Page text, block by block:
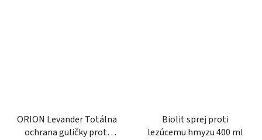
ORION Levander Totálna
ochrana guličky proti
Biolit sprej proti
lezúcemu hmyzu 400 ml